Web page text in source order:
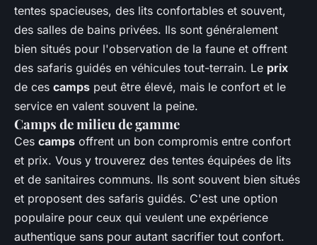
tentes spacieuses, des lits confortables et souvent,
des salles de bains privées. Ils sont généralement
bien situés pour l'observation de la faune et offrent
des safaris guidés en véhicules tout-terrain. Le prix
de ces camps peut être élevé, mais le confort et le
service en valent souvent la peine.
Camps de milieu de gamme
Ces camps offrent un bon compromis entre confort
et prix. Vous y trouverez des tentes équipées de lits
et de sanitaires communs. Ils sont souvent bien situés
et proposent des safaris guidés. C'est une option
populaire pour ceux qui veulent une expérience
authentique sans pour autant sacrifier tout confort.